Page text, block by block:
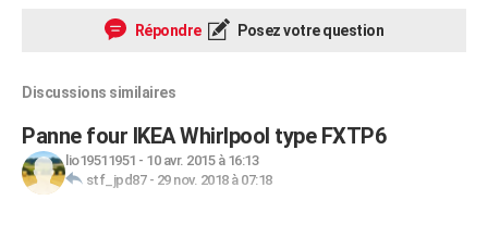
Répondre Posez votre question
Discussions similaires
Panne four IKEA Whirlpool type FXTP6
lio19511951 - 10 avr. 2015 à 16:13
stf_jpd87- 29 nov. 2018 à 07:18